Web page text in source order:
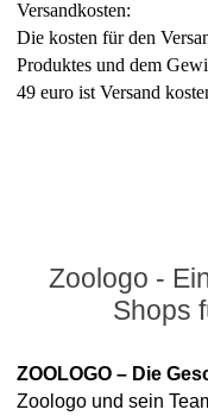
Versandkosten:
Die kosten für den
Produktes und dem
49 euro ist Versand
Zoologo -
Shops
ZOOLOGO – Die
Zoologo und sein